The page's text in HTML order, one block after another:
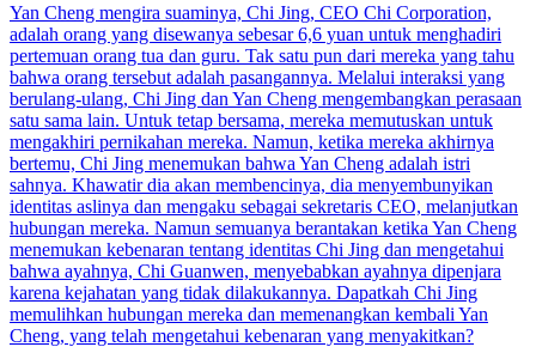
Yan Cheng mengira suaminya, Chi Jing, CEO Chi Corporation,
adalah orang yang disewanya sebesar 6,6 yuan untuk menghadiri
pertemuan orang tua dan guru. Tak satu pun dari mereka yang tahu
bahwa orang tersebut adalah pasangannya. Melalui interaksi yang
berulang-ulang, Chi Jing dan Yan Cheng mengembangkan perasaan
satu sama lain. Untuk tetap bersama, mereka memutuskan untuk
mengakhiri pernikahan mereka. Namun, ketika mereka akhirnya
bertemu, Chi Jing menemukan bahwa Yan Cheng adalah istri
sahnya. Khawatir dia akan membencinya, dia menyembunyikan
identitas aslinya dan mengaku sebagai sekretaris CEO, melanjutkan
hubungan mereka. Namun semuanya berantakan ketika Yan Cheng
menemukan kebenaran tentang identitas Chi Jing dan mengetahui
bahwa ayahnya, Chi Guanwen, menyebabkan ayahnya dipenjara
karena kejahatan yang tidak dilakukannya. Dapatkah Chi Jing
memulihkan hubungan mereka dan memenangkan kembali Yan
Cheng, yang telah mengetahui kebenaran yang menyakitkan?